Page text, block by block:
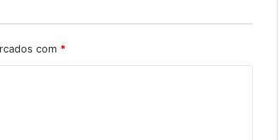
com *